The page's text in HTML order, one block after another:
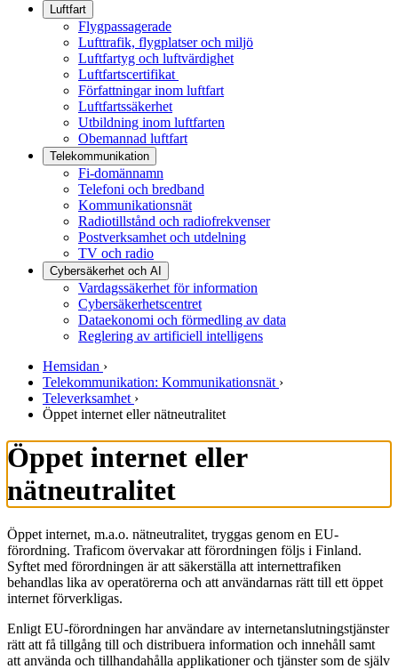
Luftfart
Flygpassagerade
Lufttrafik, flygplatser och miljö
Luftfartyg och luftvärdighet
Luftfartscertifikat
Författningar inom luftfart
Luftfartssäkerhet
Utbildning inom luftfarten
Obemannad luftfart
Telekommunikation
Fi-domännamn
Telefoni och bredband
Kommunikationsnät
Radiotillstånd och radiofrekvenser
Postverksamhet och utdelning
TV och radio
Cybersäkerhet och AI
Vardagssäkerhet för information
Cybersäkerhetscentret
Dataekonomi och förmedling av data
Reglering av artificiell intelligens
Hemsidan ›
Telekommunikation: Kommunikationsnät ›
Televerksamhet ›
Öppet internet eller nätneutralitet
Öppet internet eller
nätneutralitet
Öppet internet, m.a.o. nätneutralitet, tryggas genom en EU-
förordning. Traficom övervakar att förordningen följs i Finland.
Syftet med förordningen är att säkerställa att internettrafiken
behandlas lika av operatörerna och att användarnas rätt till ett öppet
internet förverkligas.
Enligt EU-förordningen har användare av internetanslutningstjänster
rätt att få tillgång till och distribuera information och innehåll samt
att använda och tillhandahålla applikationer och tjänster som de själv